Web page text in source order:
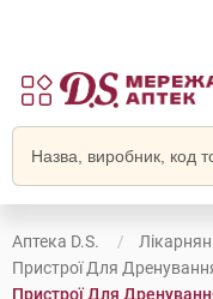
Аптека D.S.
Пристрої Для
Пристрої Для